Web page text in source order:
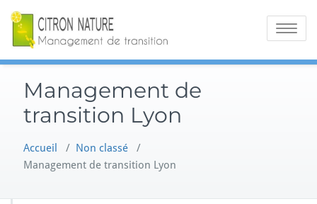
content
NATURE
Management
Toggle
Management de
transition Lyon
Accueil / Non classé /
Management de transition Lyon